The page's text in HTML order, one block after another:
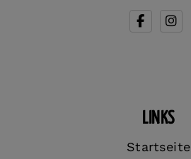
LINKS
Startseite